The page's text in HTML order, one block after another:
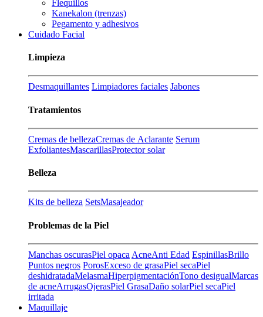
Flequillos
Kanekalon (trenzas)
Pegamento y adhesivos
Cuidado Facial
Limpieza
Desmaquillantes Limpiadores faciales Jabones
Tratamientos
Cremas de bellezaCremas de Aclarante Serum
ExfoliantesMascarillasProtector solar
Belleza
Kits de belleza SetsMasajeador
Problemas de la Piel
Manchas oscurasPiel opaca AcneAnti Edad EspinillasBrillo
Puntos negros PorosExceso de grasaPiel secaPiel
deshidratadaMelasmaHiperpigmentaciónTono desigualMarcas
de acneArrugasOjerasPiel GrasaDaño solarPiel secaPiel
irritada
Maquillaje